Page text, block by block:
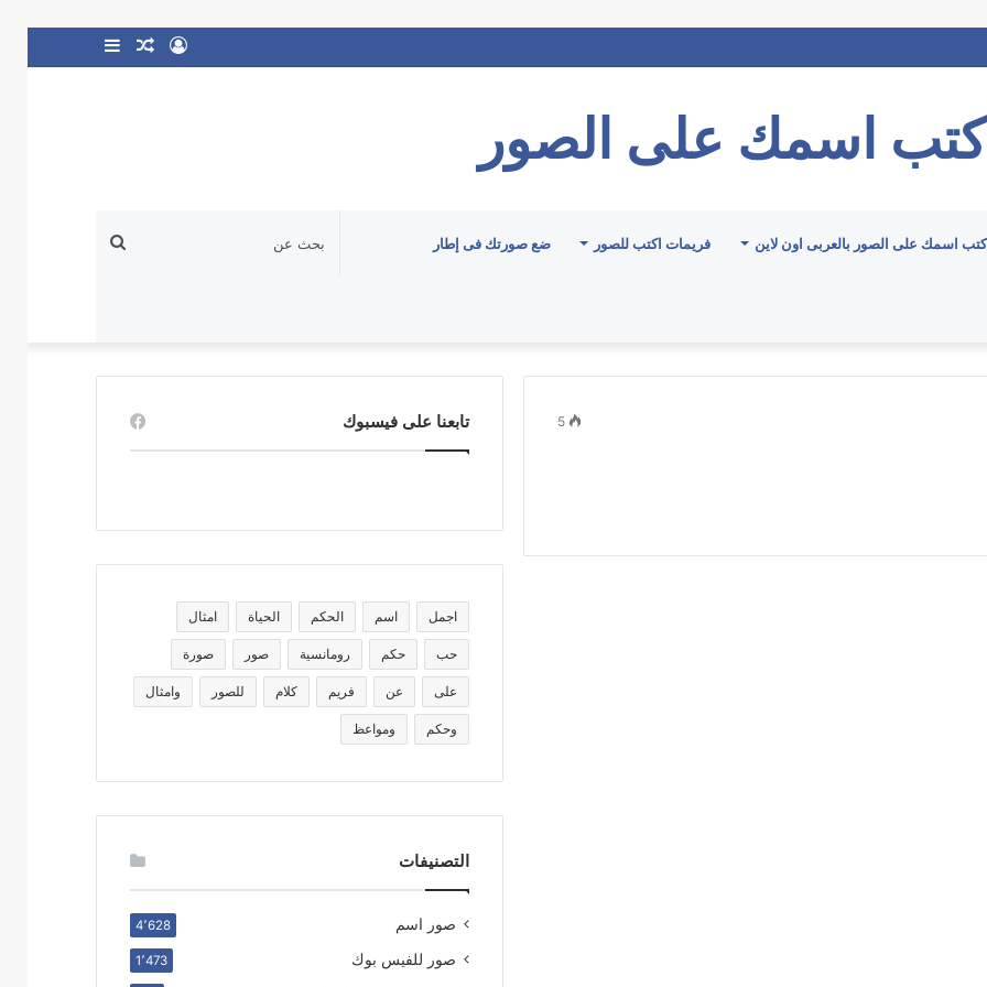
إضافةمقالتسجيل
اسمك على الصور
اسمك على الصور بالعربى اون لاين فريمات اكتب للصور ضع صورتك فى إطار بحث
5 تابعنا على فيسبوك
اجمل اسم الحكم الحياة امثال
حب حكم رومانسية صور صورة
على عن فريم كلام للصور وامثال
وحكم ومواعظ
التصنيفات
صور اسم 4٬628
صور للفيس بوك 1٬473